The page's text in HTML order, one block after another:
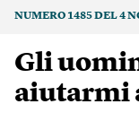
NUMERO 1485 DEL 4
Gli
aiutarmi